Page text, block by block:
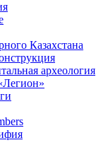
Казахстана
археология